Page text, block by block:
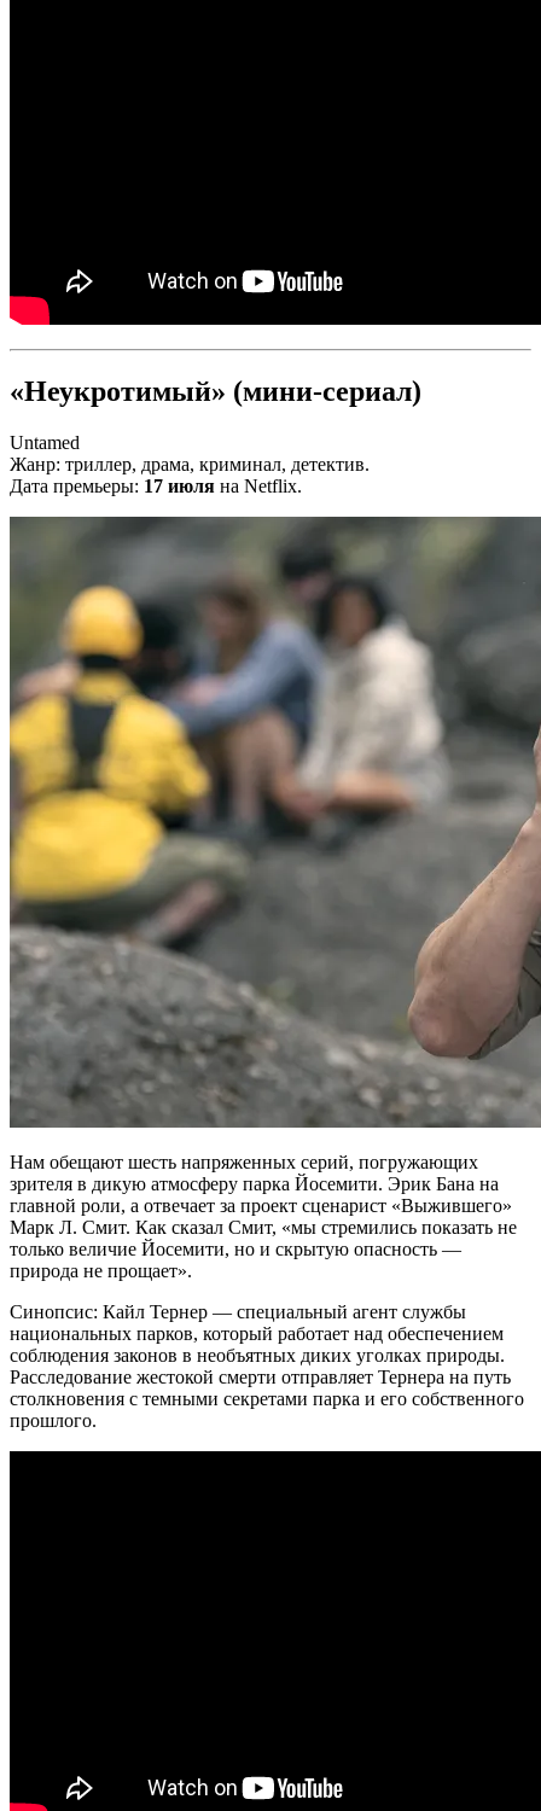
«Неукротимый» (мини-сериал)
Untamed
Жанр: триллер, драма, криминал, детектив.
Дата премьеры: 17 июля на Netflix.
Нам обещают шесть напряженных серий, погружающих
зрителя в дикую атмосферу парка Йосемити. Эрик Бана на
главной роли, а отвечает за проект сценарист «Выжившего»
Марк Л. Смит. Как сказал Смит, «мы стремились показать не
только величие Йосемити, но и скрытую опасность —
природа не прощает».
Синопсис: Кайл Тернер — специальный агент службы
национальных парков, который работает над обеспечением
соблюдения законов в необъятных диких уголках природы.
Расследование жестокой смерти отправляет Тернера на путь
столкновения с темными секретами парка и его собственного
прошлого.